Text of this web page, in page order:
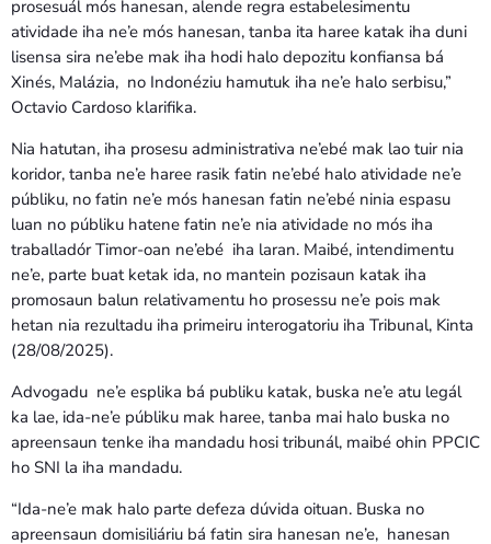
prosesuál mós hanesan, alende regra estabelesimentu
atividade iha ne’e mós hanesan, tanba ita haree katak iha duni
lisensa sira ne’ebe mak iha hodi halo depozitu konfiansa bá
Xinés, Malázia, no Indonéziu hamutuk iha ne’e halo serbisu,”
Octavio Cardoso klarifika.
Nia hatutan, iha prosesu administrativa ne’ebé mak lao tuir nia
koridor, tanba ne’e haree rasik fatin ne’ebé halo atividade ne’e
públiku, no fatin ne’e mós hanesan fatin ne’ebé ninia espasu
luan no públiku hatene fatin ne’e nia atividade no mós iha
traballadór Timor-oan ne’ebé iha laran. Maibé, intendimentu
ne’e, parte buat ketak ida, no mantein pozisaun katak iha
promosaun balun relativamentu ho prosessu ne’e pois mak
hetan nia rezultadu iha primeiru interogatoriu iha Tribunal, Kinta
(28/08/2025).
Advogadu ne’e esplika bá publiku katak, buska ne’e atu legál
ka lae, ida-ne’e públiku mak haree, tanba mai halo buska no
apreensaun tenke iha mandadu hosi tribunál, maibé ohin PPCIC
ho SNI la iha mandadu.
“Ida-ne’e mak halo parte defeza dúvida oituan. Buska no
apreensaun domisiliáriu bá fatin sira hanesan ne’e, hanesan